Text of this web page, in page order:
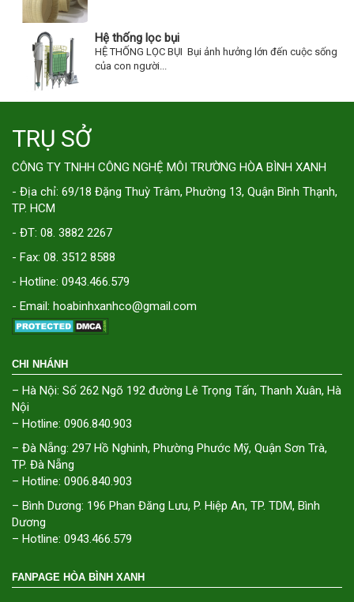
Hệ thống lọc bụi
HỆ THỐNG LỌC BỤI Bụi ảnh hưởng lớn đến cuộc sống
của con người...
TRỤ SỞ
CÔNG TY TNHH CÔNG NGHỆ MÔI TRƯỜNG HÒA BÌNH XANH
- Địa chỉ: 69/18 Đặng Thuỳ Trâm, Phường 13, Quận Bình Thạnh,
TP. HCM
- ĐT: 08. 3882 2267
- Fax: 08. 3512 8588
- Hotline: 0943.466.579
- Email: hoabinhxanhco@gmail.com
CHI NHÁNH
– Hà Nội: Số 262 Ngõ 192 đường Lê Trọng Tấn, Thanh Xuân, Hà
Nội
– Hotline: 0906.840.903
– Đà Nẵng: 297 Hồ Nghinh, Phường Phước Mỹ, Quận Sơn Trà,
TP. Đà Nẵng
– Hotline: 0906.840.903
– Bình Dương: 196 Phan Đăng Lưu, P. Hiệp An, TP. TDM, Bình
Dương
– Hotline: 0943.466.579
FANPAGE HÒA BÌNH XANH